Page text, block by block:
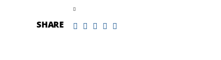
SHARE